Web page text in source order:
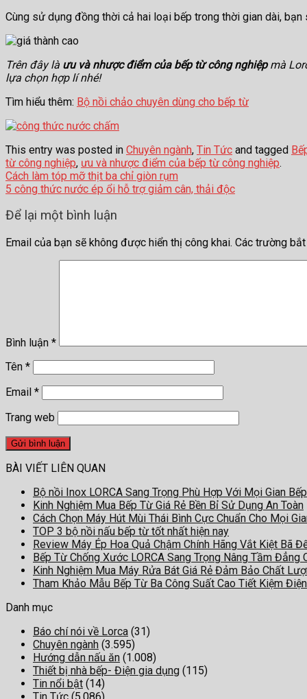
Cùng sử dụng đồng thời cả hai loại bếp trong thời gian dài,
Trên đây là ưu và nhược điểm của bếp từ công nghiệpmà
lựa chọn hợp lí nhé!
Tìm hiểu thêm: Bộ nồi chảo chuyên dùng cho bếp từ
This entry was posted in Chuyên ngành, Tin Tức and tagged
từ công nghiệp, ưu và nhược điểm của bếp từ công nghiệp.
Cách làm tóp mỡ thịt ba chỉ giòn rụm
5 công thức nước ép ổi hỗ trợ giảm cân, thải độc
Để lại một bình luận
Email của bạn sẽ không được hiển thị công khai. Các trường
Bình luận *
Tên *
Email *
Trang web
BÀI VIẾT LIÊN QUAN
Bộ nồi Inox LORCA Sang Trọng Phù Hợp Với Mọi Gian Bếp
Kinh Nghiệm Mua Bếp Từ Giá Rẻ Bền Bỉ Sử Dụng An Toàn
Cách Chọn Máy Hút Mùi Thái Bình Cực Chuẩn Cho Mọi
TOP 3 bộ nồi nấu bếp từ tốt nhất hiện nay
Review Máy Ép Hoa Quả Chậm Chính Hãng Vắt Kiệt Bã
Bếp Từ Chống Xước LORCA Sang Trọng Nâng Tầm Đẳng
Kinh Nghiệm Mua Máy Rửa Bát Giá Rẻ Đảm Bảo Chất
Tham Khảo Mẫu Bếp Từ Ba Công Suất Cao Tiết Kiệm Điện
Danh mục
Báo chí nói về Lorca (31)
Chuyên ngành (3.595)
Hướng dẫn nấu ăn (1.008)
Thiết bị nhà bếp- Điện gia dụng (115)
Tin nổi bật (14)